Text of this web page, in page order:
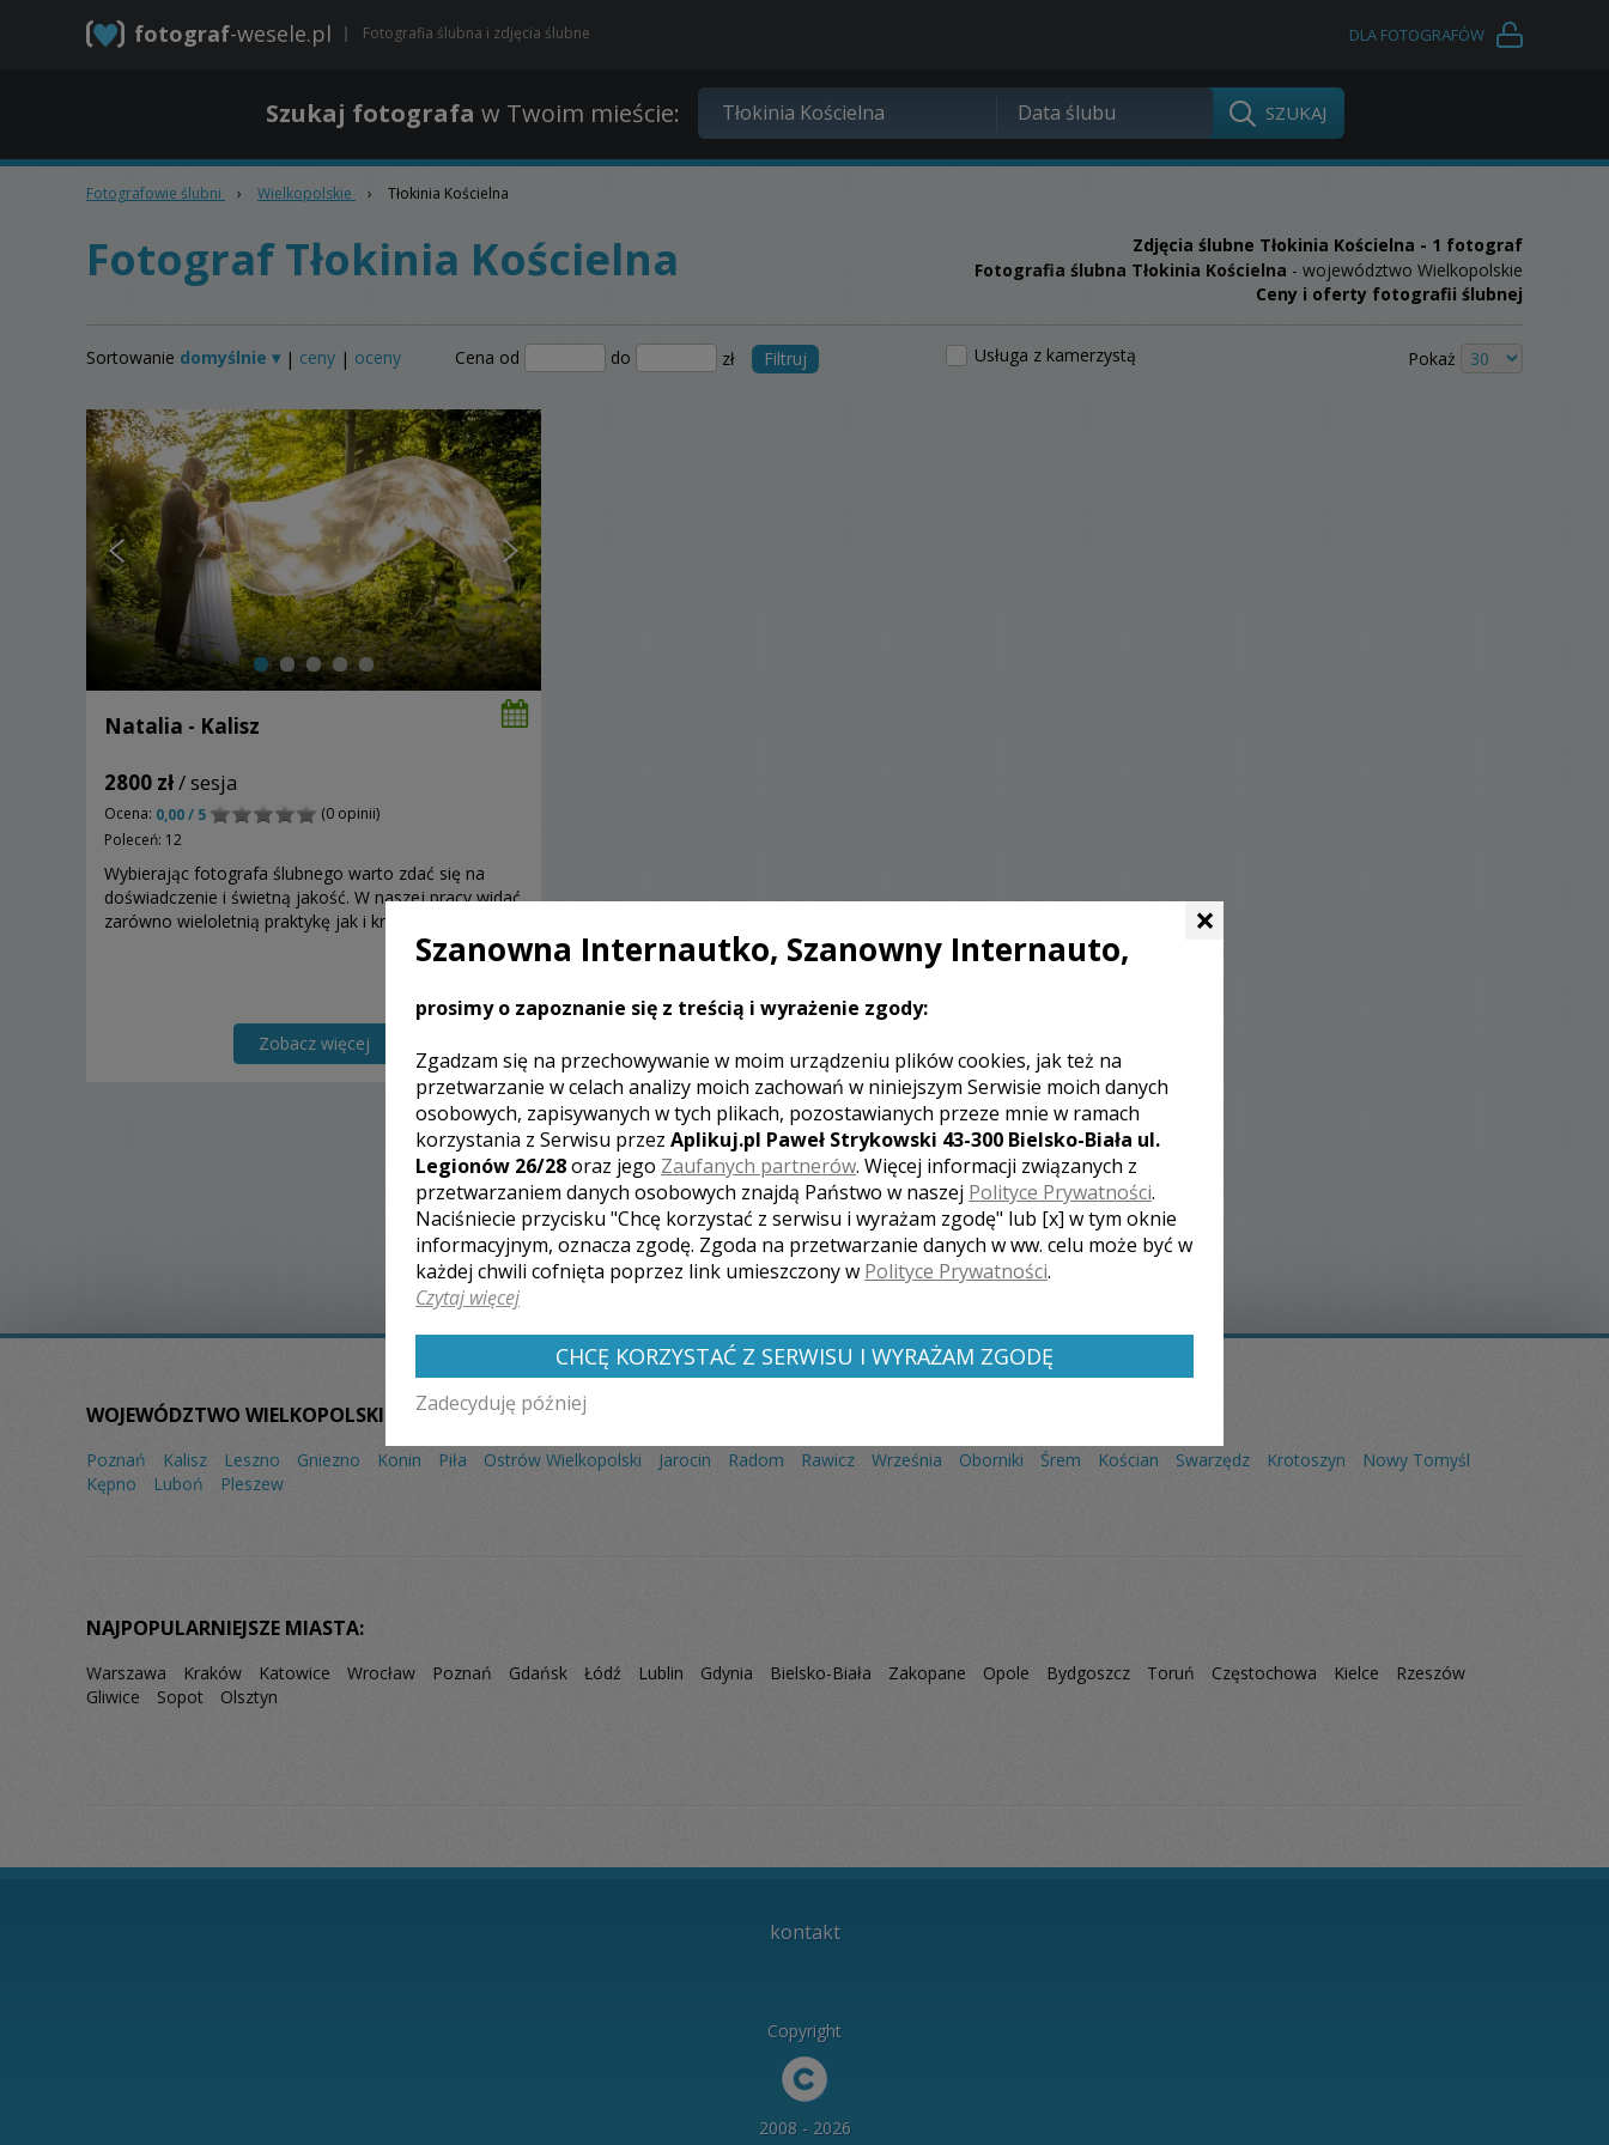
fotograf-wesele.pl Fotografia ślubna i zdjęcia ślubne DLA FOTOGRAFÓW
Szukaj fotografa w Twoim mieście:
Fotografowie ślubni › Wielkopolskie › Tłokinia Kościelna
Fotograf Tłokinia Kościelna Zdjęcia ślubne Tłokinia Kościelna - 1 fotograf
Fotografia ślubna Tłokinia Kościelna - województwo Wielkopolskie
Ceny i oferty fotografii ślubnej
Sortowanie domyślnie ▾ | ceny | oceny Cena od do zł Filtruj Usługa z kamerzystą Pokaż
Natalia - Kalisz
2800 zł/ sesja
Ocena: 0,00 / 5
(0 opinii)
Poleceń: 12
Wybierając fotografa ślubnego warto zdać się na
doświadczenie i świetną jakość. W naszej pracy widać
zarówno wieloletnią praktykę jak i kreatywność.
Zobacz więcej
Liczba pozycji:1
WOJEWÓDZTWO WIELKOPOLSKIE – ZOBACZ LISTĘ FOTOGRAFÓW Z INNYCH MIAST:
Poznań Kalisz Leszno Gniezno Konin Piła Ostrów Wielkopolski Jarocin Radom Rawicz Września Oborniki Śrem Kościan Swarzędz Krotoszyn
Nowy Tomyśl
Kępno
Luboń Pleszew
NAJPOPULARNIEJSZE MIASTA:
Warszawa Kraków Katowice Wrocław Poznań Gdańsk Łódź Lublin Gdynia Bielsko-Biała Zakopane Opole Bydgoszcz Toruń Częstochowa Kielce
Rzeszów
Gliwice
Sopot Olsztyn
kontakt
Copyright
2008 - 2026
×
Szanowna Internautko, Szanowny Internauto,
prosimy o zapoznanie się z treścią i wyrażenie zgody:
Zgadzam się na przechowywanie w moim urządzeniu plików cookies, jak też na
przetwarzanie w celach analizy moich zachowań w niniejszym Serwisie moich danych
osobowych, zapisywanych w tych plikach, pozostawianych przeze mnie w ramach
korzystania z Serwisu przez Aplikuj.pl Paweł Strykowski 43-300 Bielsko-Biała ul.
Legionów 26/28oraz jego Zaufanych partnerów. Więcej informacji związanych z
przetwarzaniem danych osobowych znajdą Państwo w naszej Polityce Prywatności.
Naciśniecie przycisku "Chcę korzystać z serwisu i wyrażam zgodę" lub [x] w tym oknie
informacyjnym, oznacza zgodę. Zgoda na przetwarzanie danych w ww. celu może być w
każdej chwili cofnięta poprzez link umieszczony w Polityce Prywatności.
Czytaj więcej
CHCĘ KORZYSTAĆ Z SERWISU I WYRAŻAM ZGODĘ
Zadecyduję później